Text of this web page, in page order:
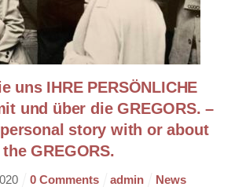
uns IHRE PERSÖNLICHE
und über die GREGORS. –
story with or about
the GREGORS.
0 Comments admin
News